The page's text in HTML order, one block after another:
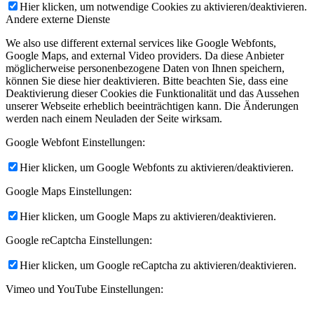
Hier klicken, um notwendige Cookies zu aktivieren/deaktivieren.
Andere externe Dienste
We also use different external services like Google Webfonts,
Google Maps, and external Video providers. Da diese Anbieter
möglicherweise personenbezogene Daten von Ihnen speichern,
können Sie diese hier deaktivieren. Bitte beachten Sie, dass eine
Deaktivierung dieser Cookies die Funktionalität und das Aussehen
unserer Webseite erheblich beeinträchtigen kann. Die Änderungen
werden nach einem Neuladen der Seite wirksam.
Google Webfont Einstellungen:
Hier klicken, um Google Webfonts zu aktivieren/deaktivieren.
Google Maps Einstellungen:
Hier klicken, um Google Maps zu aktivieren/deaktivieren.
Google reCaptcha Einstellungen:
Hier klicken, um Google reCaptcha zu aktivieren/deaktivieren.
Vimeo und YouTube Einstellungen: